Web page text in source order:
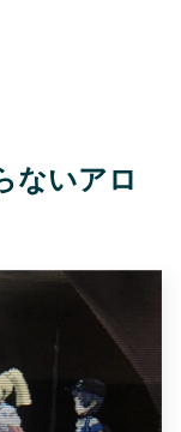
ないアロ